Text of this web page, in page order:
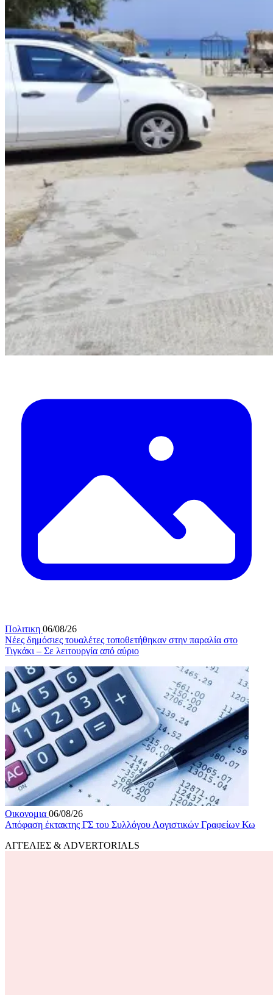
Πολιτικη 06/08/26
Νέες δημόσιες τουαλέτες τοποθετήθηκαν στην παραλία στο
Τιγκάκι – Σε λειτουργία από αύριο
Οικονομια 06/08/26
Απόφαση έκτακτης ΓΣ του Συλλόγου Λογιστικών Γραφείων Κω
ΑΓΓΕΛΙΕΣ & ADVERTORIALS